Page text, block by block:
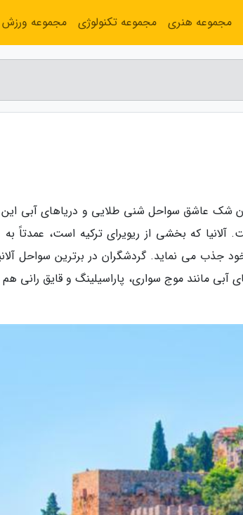
بدون شک عاشق سواحل شنی طلایی و دریاهای آبی
که بخشی از ریویرای ترکیه است، عمدتاً
جذب می نماید. گردشگران در برترین سواحل
آبی مانند موج سواری، پاراسیلینگ و قایق رانی
مجموعه هنری مجموعه تکنولوژی مجموعه ورزش